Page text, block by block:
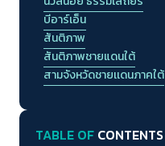
บีอาร์เอ็น
สันติภาพ
สันติภาพชายแดนใต้
สามจังหวัดชายเเดนภาคใต้
TABLE OF CONTENTS